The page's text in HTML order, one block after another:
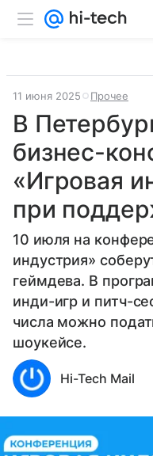
11 июня 2025 Прочее
В
бизнес-
«Игровая
при
10 июля на
индустрия»
геймдева. В
инди-игр и питч-
числа можно
шоукейсе.
Hi-Tech Mail